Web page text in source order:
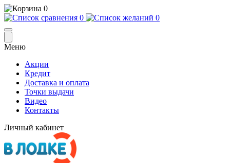
0
0
0
Меню
Акции
Кредит
Доставка и оплата
Точки выдачи
Видео
Контакты
Личный кабинет